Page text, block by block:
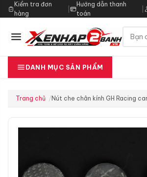
Kiểm tra đơn
hàng
|
Hướng dẫn thanh
toán
DANH MỤC SẢN PHẨM
Trang chủ Nút che chân kính GH Racing